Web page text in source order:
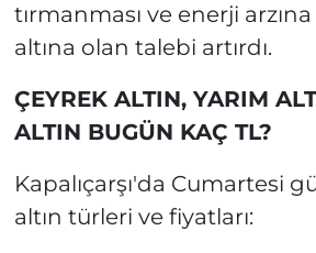
tırmanması ve enerji
altına olan talebi artırdı.
ÇEYREK ALTIN, YARIM
ALTIN BUGÜN KAÇ TL?
Kapalıçarşı'da Cumartesi
altın türleri ve fiyatları: